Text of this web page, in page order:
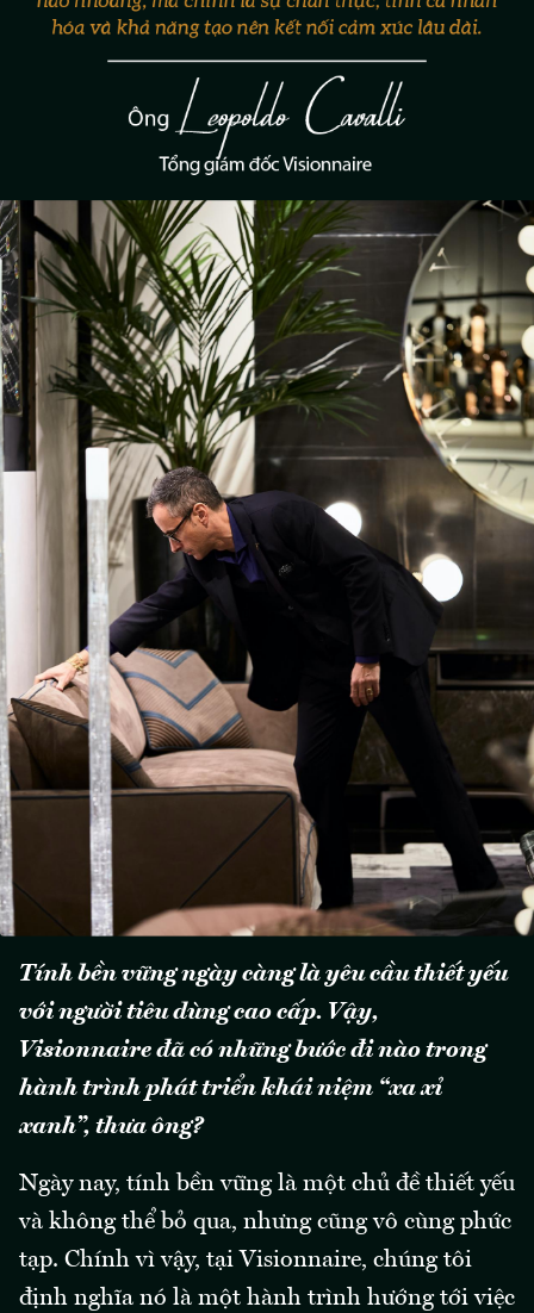
Tính bền vững ngày càng là yêu cầu thiết yếu
với người tiêu dùng cao cấp. Vậy,
Visionnaire đã có những bước đi nào trong
hành trình phát triển khái niệm “xa xỉ
xanh”, thưa ông?
Ngày nay, tính bền vững là một chủ đề thiết yếu
và không thể bỏ qua, nhưng cũng vô cùng phức
tạp. Chính vì vậy, tại Visionnaire, chúng tôi
định nghĩa nó là một hành trình hướng tới việc